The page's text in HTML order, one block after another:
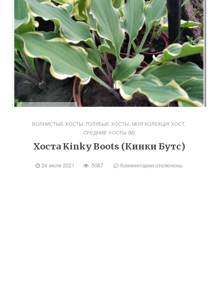
ВОЛНИСТЫЕ ХОСТЫ, ГОЛУБЫЕ ХОСТЫ, МОЯ КОЛЕКЦІЯ ХОСТ,
СРЕДНИЕ ХОСТЫ (M)
Хоста Kinky Boots (Кинки Бутс)
24 июля 2021 5087 Комментарииотключены